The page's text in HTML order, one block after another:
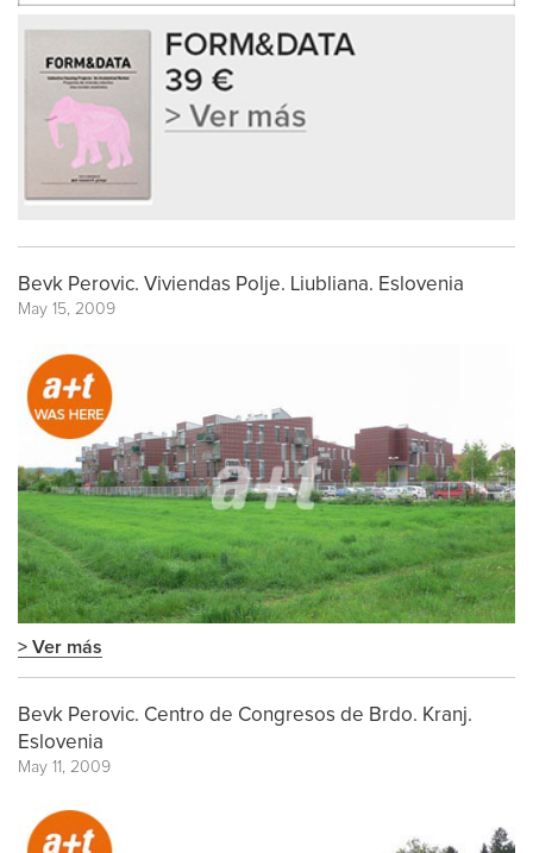
Bevk Perovic. Viviendas Polje. Liubliana. Eslovenia
May 15, 2009
> Ver más
Bevk Perovic. Centro de Congresos de Brdo. Kranj.
Eslovenia
May 11, 2009